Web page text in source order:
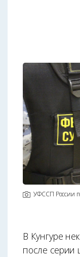
УФССП России
В Кунгуре
после серии